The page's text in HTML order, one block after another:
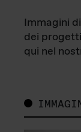
Immagini di
dei
qui nel